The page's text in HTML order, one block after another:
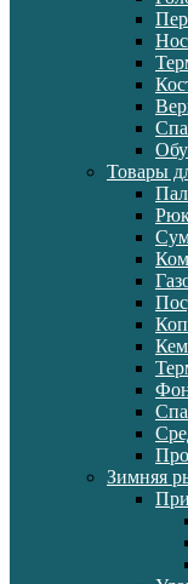
Товары
Зимняя